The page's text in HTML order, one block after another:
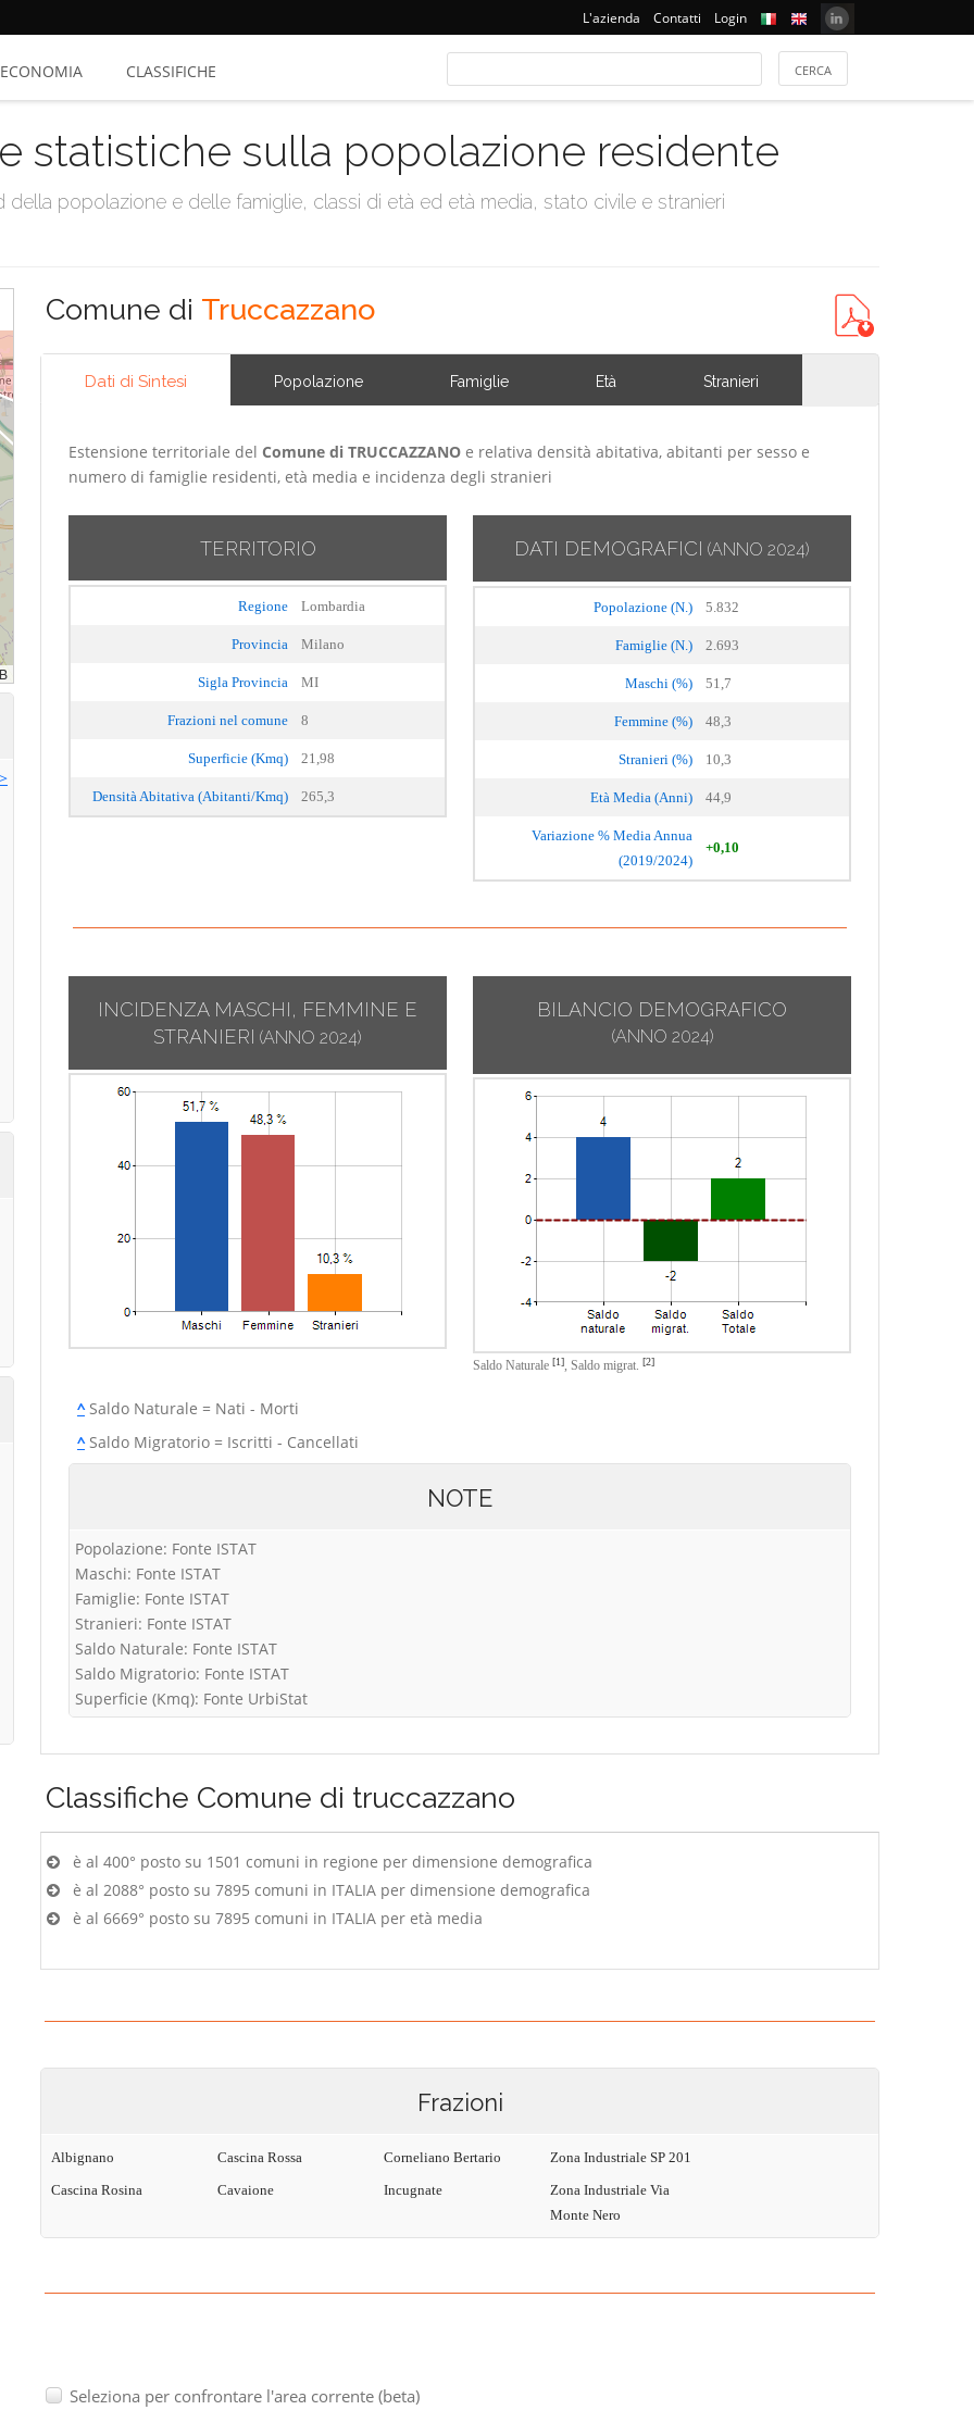
L'azienda Contatti Login
ECONOMIA CLASSIFICHE
statistiche sulla popolazione residente
popolazione e delle famiglie, classi di età ed età media, stato civile e stranieri
Comune di Truccazzano
Dati di Sintesi Popolazione Famiglie Età Stranieri
Estensione territoriale del Comune di TRUCCAZZANO e relativa densità abitativa, abitanti per sesso e
numero di famiglie residenti, età media e incidenza degli stranieri
TERRITORIO
Regione Lombardia
Provincia Milano
Sigla Provincia MI
Frazioni nel comune 8
Superficie (Kmq) 21,98
Densità Abitativa (Abitanti/Kmq) 265,3
DATI DEMOGRAFICI (ANNO 2024)
Popolazione (N.) 5.832
Famiglie (N.) 2.693
Maschi (%) 51,7
Femmine (%) 48,3
Stranieri (%) 10,3
Età Media (Anni) 44,9
Variazione % Media Annua
(2019/2024)
+0,10
INCIDENZA MASCHI, FEMMINE E
STRANIERI (ANNO 2024)
BILANCIO DEMOGRAFICO
(ANNO 2024)
Saldo Naturale [1], Saldo migrat. [2]
^Saldo Naturale = Nati - Morti
^Saldo Migratorio = Iscritti - Cancellati
NOTE
Popolazione: Fonte ISTAT
Maschi: Fonte ISTAT
Famiglie: Fonte ISTAT
Stranieri: Fonte ISTAT
Saldo Naturale: Fonte ISTAT
Saldo Migratorio: Fonte ISTAT
Superficie (Kmq): Fonte UrbiStat
Classifiche Comune di truccazzano
è al 400° posto su 1501 comuni in regione per dimensione demografica
è al 2088° posto su 7895 comuni in ITALIA per dimensione demografica
è al 6669° posto su 7895 comuni in ITALIA per età media
Frazioni
Albignano
Cascina Rosina
Cascina Rossa
Cavaione
Corneliano Bertario
Incugnate
Zona Industriale SP 201
Zona Industriale Via
Monte Nero
Seleziona per confrontare l'area corrente (beta)